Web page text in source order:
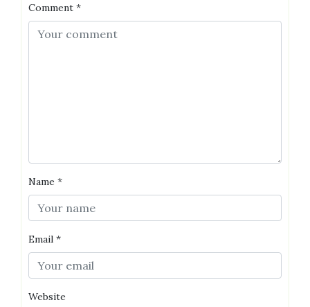
Comment *
Name *
Email *
Website